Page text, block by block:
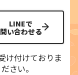
LINEで
問い合わせる
け付けておりま
さい。